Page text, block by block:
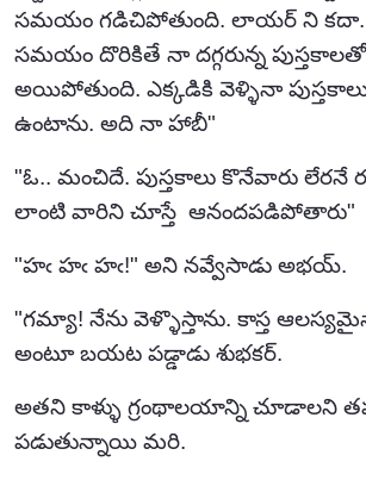
సమయం గడిచిపోతుంది. లాయర్ ని కదా.
సమయం దొరికితే నా దగ్గరున్న పుస్తకాలతో
అయిపోతుంది. ఎక్కడికి వెళ్ళినా
ఉంటాను. అది నా హాబీ"
"ఓ.. మంచిదే. పుస్తకాలు కొనేవారు
లాంటి వారిని చూస్తే ఆనందపడిపోతారు"
"హఁ హఁ హఁ!" అని నవ్వేసాడు అభయ్.
"గమ్యా! నేను వెళ్ళొస్తాను. కాస్త
అంటూ బయట పడ్డాడు శుభకర్.
అతని కాళ్ళు గ్రంథాలయాన్ని చూడాలని
పడుతున్నాయి మరి.